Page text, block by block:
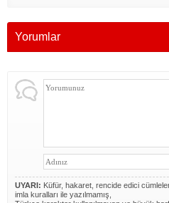
Yorumlar
UYARI: Küfür, hakaret, rencide edici
imla kuralları ile yazılmamış,